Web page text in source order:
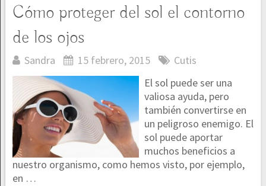
Cómo proteger del sol el contorno
de los ojos
Sandra 15 febrero, 2015
Cutis
El sol puede ser una
valiosa ayuda, pero
también convertirse en
un peligroso enemigo. El
sol puede aportar
muchos beneficios a
nuestro organismo, como hemos visto, por ejemplo,
en …